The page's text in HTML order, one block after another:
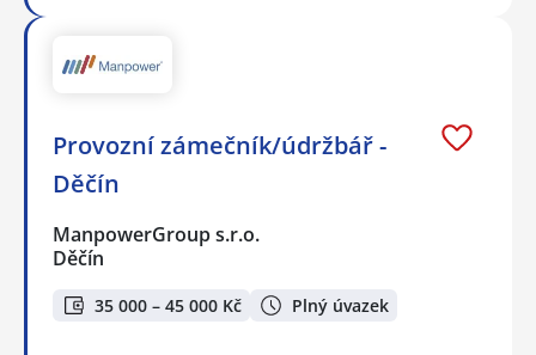
Provozní zámečník/údržbář -
Děčín
ManpowerGroup s.r.o.
Děčín
35 000 – 45 000 Kč Plný úvazek